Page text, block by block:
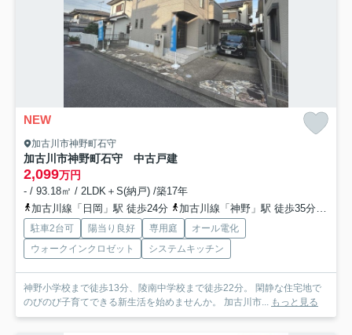
NEW
加古川市神野町石守
加古川市神野町石守 中古戸建
2,099万円
- / 93.18㎡ / 2LDK＋S(納戸) /築17年
加古川線「日岡」駅 徒歩24分
加古川線「神野」駅 徒歩35分
駐車2台可 陽当り良好 専用庭
オール電化
ウォークインクロゼット
システムキッチン
神野小学校まで徒歩13分、陵南中学校まで徒歩22分。 閑静な住宅地で
のびのび子育てできる新生活を始めませんか。 加古川市... もっと見る